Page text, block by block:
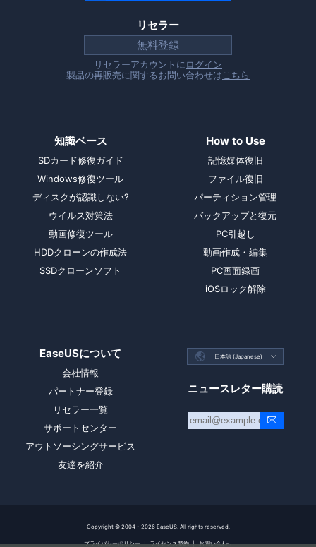
リセラー
無料登録
リセラーアカウントにログイン
製品の再販売に関するお問い合わせはこちら
知識ベース
SDカード修復ガイド
Windows修復ツール
ディスクが認識しない?
ウイルス対策法
動画修復ツール
HDDクローンの作成法
SSDクローンソフト
How to Use
記憶媒体復旧
ファイル復旧
パーティション管理
バックアップと復元
PC引越し
動画作成・編集
PC画面録画
iOSロック解除
EaseUSについて
会社情報
パートナー登録
リセラー一覧
サポートセンター
アウトソーシングサービス
友達を紹介
 日本語 (Japanese) 
ニュースレター購読
Copyright © 2004 - 2026EaseUS. All rights reserved.
プライバシーポリシー | ライセンス契約 | お問い合わせ